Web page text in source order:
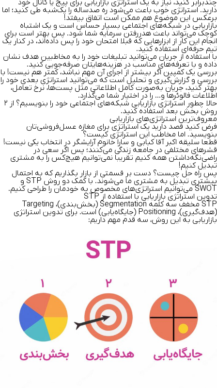
چند‌برابر کنید، نیاز به یک استراتژی بازاریابی برای پیج یا کانال خود
دارید. استراتژی خوب باعث می‌شود ره صدساله را یک‌شبه طی کنید؛ اما
برعکس این موضوع هم ممکن است اتفاق بیفتد!
بازاریابی در شبکه‌های اجتماعی بسیار حساس است و یک اشتباه
کوچک می‌تواند باعث هدر‌رفتن سرمایه شما شود. پس بهتر است برای
انجام این کار از ابزار‌هایی که قبلا امتحان خود را پس داده‌اند، در کنار یک
تیم حرفه‌ای استفاده کنید.
با استفاده از جریان می‌توانید تبلیغات خود را به مخاطبین هدف نشان
داده و با تعرفه‌های مناسب در هزینه‌هایتان صرفه‌جویی کنید.
بررسی یک کمپین اگر بیشتر از اجرای آن مهم نباشد، کمتر هم نیست! با
بررسی و گزارش‌گیری و تحلیل است که می‌توانید استراتژی بعدی خود را
بهتر کنید، جریان به‌صورت کامل اطلاعاتی مثل پست‌ها، نرخ تعامل،
اطلاعات فالوئرها و… را در اختیار شما می‌گذارد.
حالا چطور استراتژی بازاریابی شبکه‌های اجتماعی خود را بنویسیم؟ از ۲
روش بخش بعد استفاده کنید.
معروف‌ترین استراتژی‌های بازاریابی
فرض کنید قصد دارید یک استراتژی برای مغازه عسل‌فروشی‌تان
بنویسید. اما مخاطب این استراتژی کیست؟
قطعا سلیقه اکبر آقا کبابی و سارا خانوم آرایشگر در انتخاب یکی نیست!
قشرهای مختلفی در جامعه زندگی می‌کنند؛ پس اگر سعی در
راضی‌نگه‌داشتن همه کنیم تقریبا نمی‌توانیم هیچ‌کس را به مشتری
تبدیل کنیم!
پس راه حل چیست؟ دست بر قسمتی از بازار بگذاریم که به احتمال
بیشتری تبدیل به مشتری ما می‌شوند. با کمک دو روش STP و
SWOT می‌توانیم استراتژی‌های مخصوص به خودمان را طراحی کنیم.
تدوین استراتژی بازاریابی با استفاده از STP
STP مخفف سه کلمه
Segmentation (بخش‌بندی)، Targeting
(هدف‌گیری)،
P ositioning (جایگاه‌یابی) است. برای تدوین استراتژی
بازاریابی به این روش، سه قدم مهم داریم: